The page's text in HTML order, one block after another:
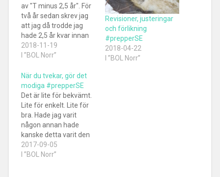
av "T minus 2,5 år". För
två år sedan skrev jag
att jag då trodde jag
hade 2,5 år kvar innan
jag kunde sjösätta min
plan att flytta upp till
jag att det är ett och ett
halvt år kvar.
Någonstans på…
2018-11-19
I ”BOL Norr”
Revisioner, justeringar
och förlikning
#prepperSE
2018-04-22
I ”BOL Norr”
När du tvekar, gör det
modiga #prepperSE
Det är lite för bekvämt.
Lite för enkelt. Lite för
bra. Hade jag varit
någon annan hade
kanske detta varit den
bästa tiden i mitt liv. Det
går bra nu, som någon
2017-09-05
I ”BOL Norr”